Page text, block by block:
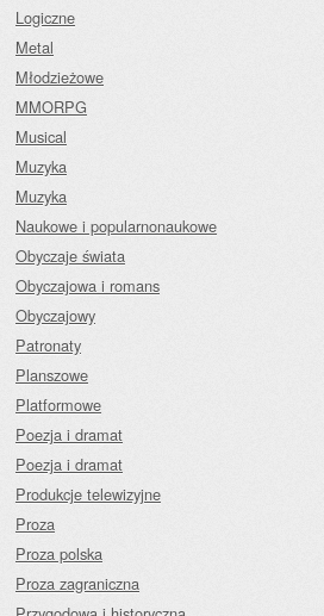
Logiczne
Metal
Młodzieżowe
MMORPG
Musical
Muzyka
Muzyka
Naukowe i popularnonaukowe
Obyczaje świata
Obyczajowa i romans
Obyczajowy
Patronaty
Planszowe
Platformowe
Poezja i dramat
Poezja i dramat
Produkcje telewizyjne
Proza
Proza polska
Proza zagraniczna